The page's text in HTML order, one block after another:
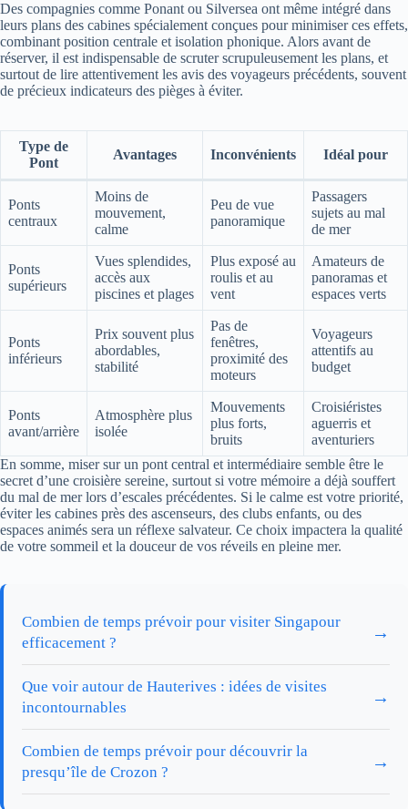
Des compagnies comme Ponant ou Silversea ont même intégré dans
leurs plans des cabines spécialement conçues pour minimiser ces effets,
combinant position centrale et isolation phonique. Alors avant de
réserver, il est indispensable de scruter scrupuleusement les plans, et
surtout de lire attentivement les avis des voyageurs précédents, souvent
de précieux indicateurs des pièges à éviter.
Type de
Pont
Avantages Inconvénients Idéal pour
Ponts
centraux
Moins de
mouvement,
calme
Peu de vue
panoramique
Passagers
sujets au mal
de mer
Ponts
supérieurs
Vues splendides,
accès aux
piscines et plages
Plus exposé au
roulis et au
vent
Amateurs de
panoramas et
espaces verts
Ponts
inférieurs
Prix souvent plus
abordables,
stabilité
Pas de
fenêtres,
proximité des
moteurs
Voyageurs
attentifs au
budget
Ponts
avant/arrière
Atmosphère plus
isolée
Mouvements
plus forts,
bruits
Croisiéristes
aguerris et
aventuriers
En somme, miser sur un pont central et intermédiaire semble être le
secret d’une croisière sereine, surtout si votre mémoire a déjà souffert
du mal de mer lors d’escales précédentes. Si le calme est votre priorité,
éviter les cabines près des ascenseurs, des clubs enfants, ou des
espaces animés sera un réflexe salvateur. Ce choix impactera la qualité
de votre sommeil et la douceur de vos réveils en pleine mer.
Combien de temps prévoir pour visiter Singapour
efficacement ?
→
Que voir autour de Hauterives : idées de visites
incontournables
→
Combien de temps prévoir pour découvrir la
presqu’île de Crozon ?
→